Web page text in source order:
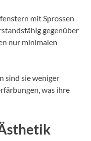
mit Sprossen
gegenüber
nur minimalen
sind sie weniger
was ihre